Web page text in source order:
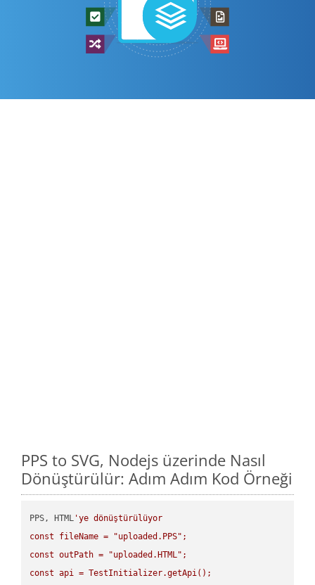
PPS to SVG, Nodejs üzerinde Nasıl
Dönüştürülür: Adım Adım Kod Örneği
PPS, HTML 'ye dönüştürülüyor
const fileName = "uploaded.PPS";
const outPath = "uploaded.HTML";
const api = TestInitializer.getApi();